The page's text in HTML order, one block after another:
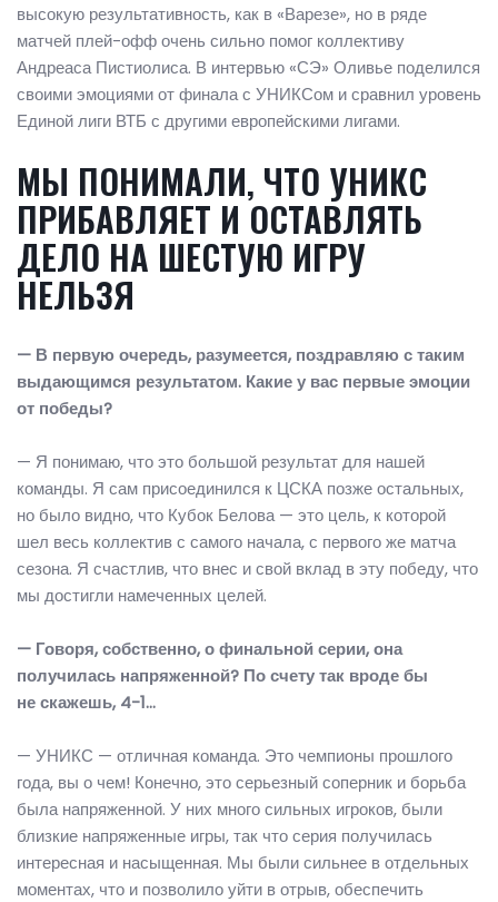
высокую результативность, как в «Варезе», но в ряде
матчей плей-офф очень сильно помог коллективу
Андреаса Пистиолиса. В интервью «СЭ» Оливье поделился
своими эмоциями от финала с УНИКСом и сравнил уровень
Единой лиги ВТБ с другими европейскими лигами.
МЫ ПОНИМАЛИ, ЧТО УНИКС
ПРИБАВЛЯЕТ И ОСТАВЛЯТЬ
ДЕЛО НА ШЕСТУЮ ИГРУ
НЕЛЬЗЯ
— В первую очередь, разумеется, поздравляю с таким
выдающимся результатом. Какие у вас первые эмоции
от победы?
— Я понимаю, что это большой результат для нашей
команды. Я сам присоединился к ЦСКА позже остальных,
но было видно, что Кубок Белова — это цель, к которой
шел весь коллектив с самого начала, с первого же матча
сезона. Я счастлив, что внес и свой вклад в эту победу, что
мы достигли намеченных целей.
— Говоря, собственно, о финальной серии, она
получилась напряженной? По счету так вроде бы
не скажешь, 4-1…
— УНИКС — отличная команда. Это чемпионы прошлого
года, вы о чем! Конечно, это серьезный соперник и борьба
была напряженной. У них много сильных игроков, были
близкие напряженные игры, так что серия получилась
интересная и насыщенная. Мы были сильнее в отдельных
моментах, что и позволило уйти в отрыв, обеспечить